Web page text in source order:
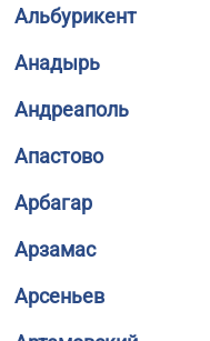
Альбурикент
Анадырь
Андреаполь
Апастово
Арбагар
Арзамас
Арсеньев